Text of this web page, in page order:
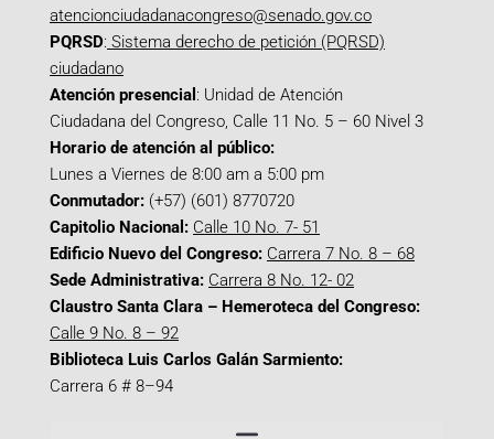
atencionciudadanacongreso@senado.gov.co
PQRSD: Sistema derecho de petición (PQRSD)
ciudadano
Atención presencial : Unidad de Atención
Ciudadana del Congreso, Calle 11 No. 5 – 60 Nivel 3
Horario de atención al público:
Lunes a Viernes de 8:00 am a 5:00 pm
Conmutador: (+57) (601) 8770720
Capitolio Nacional: Calle 10 No. 7- 51
Edificio Nuevo del Congreso: Carrera 7 No. 8 – 68
Sede Administrativa: Carrera 8 No. 12- 02
Claustro Santa Clara – Hemeroteca del Congreso:
Calle 9 No. 8 – 92
Biblioteca Luis Carlos Galán Sarmiento:
Carrera 6 # 8–94